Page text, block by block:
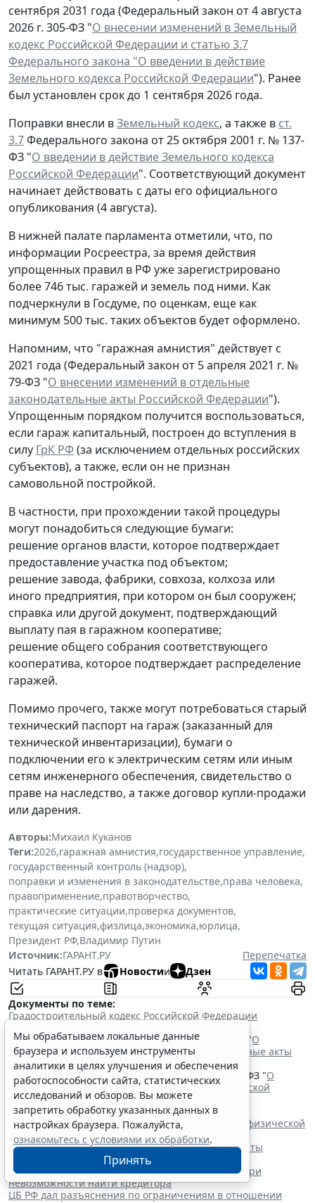
сентября 2031 года (Федеральный закон от 4 августа
2026 г. 305-ФЗ "О внесении изменений в Земельный
кодекс Российской Федерации и статью 3.7
Федерального закона "О введении в действие
Земельного кодекса Российской Федерации"). Ранее
был установлен срок до 1 сентября 2026 года.
Поправки внесли вЗемельный кодекс, а также в ст.
3.7Федерального закона от 25 октября 2001 г. № 137-
ФЗ "О введении в действие Земельного кодекса
Российской Федерации". Соответствующий документ
начинает действовать с даты его официального
опубликования (4 августа).
В нижней палате парламента отметили, что, по
информации Росреестра, за время действия
упрощенных правил в РФ уже зарегистрировано
более 746 тыс. гаражей и земель под ними. Как
подчеркнули в Госдуме, по оценкам, еще как
минимум 500 тыс. таких объектов будет оформлено.
Напомним, что "гаражная амнистия" действует с
2021 года (Федеральный закон от 5 апреля 2021 г. №
79-ФЗ "О внесении изменений в отдельные
законодательные акты Российской Федерации").
Упрощенным порядком получится воспользоваться,
если гараж капитальный, построен до вступления в
силу ГрК РФ (за исключением отдельных российских
субъектов), а также, если он не признан
самовольной постройкой.
В частности, при прохождении такой процедуры
могут понадобиться следующие бумаги:
решение органов власти, которое подтверждает
предоставление участка под объектом;
решение завода, фабрики, совхоза, колхоза или
иного предприятия, при котором он был сооружен;
справка или другой документ, подтверждающий
выплату пая в гаражном кооперативе;
решение общего собрания соответствующего
кооператива, которое подтверждает распределение
гаражей.
Помимо прочего, также могут потребоваться старый
технический паспорт на гараж (заказанный для
технической инвентаризации), бумаги о
подключении его к электрическим сетям или иным
сетям инженерного обеспечения, свидетельство о
праве на наследство, а также договор купли-продажи
или дарения.
Авторы:Михаил Куканов
Теги:2026,гаражная амнистия,государственное управление,
государственный контроль (надзор),
поправки и изменения в законодательстве,права человека,
правоприменение,правотворчество,
практические ситуации,проверка документов,
текущая ситуация,физлица,экономика,юрлица,
Президент РФ,Владимир Путин
Источник:ГАРАНТ.РУ
Перепечатка
Читать ГАРАНТ.РУ в
Новостии Дзен
Документы по теме:
Градостроительный кодекс Российской Федерации
Федеральный закон от 5 апреля 2021 г. № 79-ФЗ "О
внесении изменений в отдельные законодательные акты
Российской Федерации"
Федеральный закон от 25 октября 2001 г. № 137-ФЗ "О
введении в действие Земельного кодекса Российской
Федерации"
Читайте также:
В РФ определены коды агрегатного состояния и физической
формы видов отходов
Порядок определения уровней физической защиты
радиационных объектов уточнили
Долг можно погасить через депозит нотариуса при
невозможности найти кредитора
ЦБ РФ дал разъяснения по ограничениям в отношении
Мы обрабатываем локальные данные
браузера и используем инструменты
аналитики в целях улучшения и обеспечения
работоспособности сайта, статистических
исследований и обзоров. Вы можете
запретить обработку указанных данных в
настройках браузера. Пожалуйста,
ознакомьтесь с условиями их обработки.
Принять